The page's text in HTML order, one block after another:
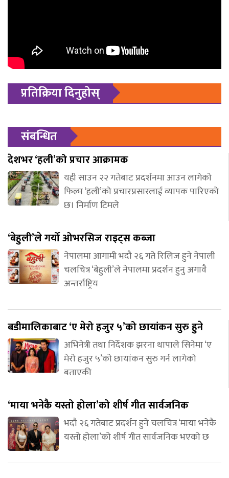
प्रतिक्रिया दिनुहोस्
संबन्धित
देशभर ‘हली’को प्रचार आक्रामक
यही साउन २२ गतेबाट प्रदर्शनमा आउन लागेको
फिल्म ‘हली’को प्रचारप्रसारलाई व्यापक पारिएको
छ। निर्माण टिमले
‘बेहुली’ले गर्यो ओभरसिज राइट्स कब्जा
नेपालमा आगामी भदौ २६ गते रिलिज हुने नेपाली
चलचित्र ‘बेहुली’ले नेपालमा प्रदर्शन हुनु अगावै
अन्तर्राष्ट्रिय
बडीमालिकाबाट ‘ए मेरो हजुर ५’को छायांकन सुरु हुने
अभिनेत्री तथा निर्देशक झरना थापाले सिनेमा ‘ए
मेरो हजुर ५’को छायांकन सुरु गर्न लागेको
बताएकी
‘माया भनेकै यस्तो होला’को शीर्ष गीत सार्वजनिक
भदौ २६ गतेबाट प्रदर्शन हुने चलचित्र ‘माया भनेकै
यस्तो होला’को शीर्ष गीत सार्वजनिक भएको छ